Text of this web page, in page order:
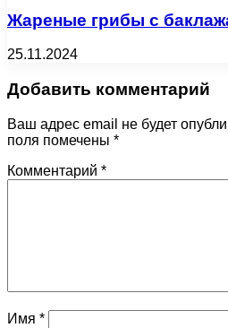
Жареные грибы с
25.11.2024
Добавить комментарий
Ваш адрес email не будет
поля помечены *
Комментарий *
Имя *